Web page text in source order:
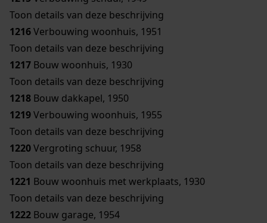
Toon details van deze beschrijving
1216Verbouwing woonhuis, 1951
Toon details van deze beschrijving
1217 Bouw woonhuis, 1930
Toon details van deze beschrijving
1218 Bouw dakkapel, 1950
1219Verbouwing woonhuis, 1955
Toon details van deze beschrijving
1220Vergroting schuur, 1958
Toon details van deze beschrijving
1221 Bouw woonhuis met werkplaats, 1930
Toon details van deze beschrijving
1222 Bouw garage, 1954